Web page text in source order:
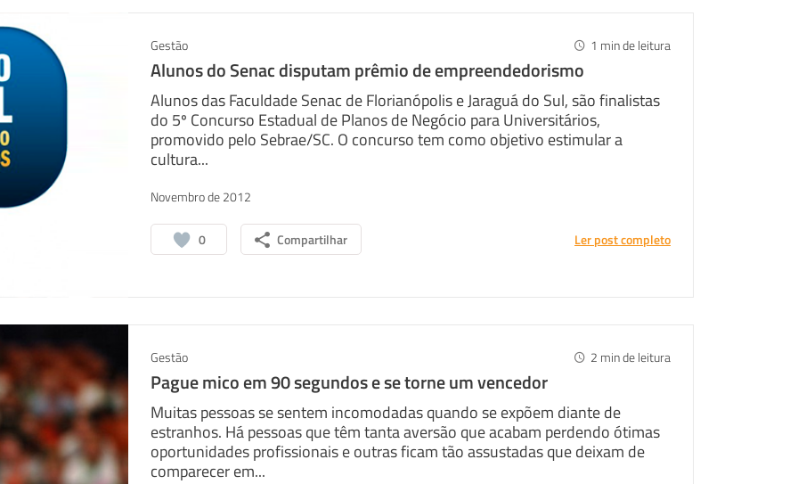
Gestão 1 min de leitura
Alunos do Senac disputam prêmio de empreendedorismo
Alunos das Faculdade Senac de Florianópolis e Jaraguá do Sul, são finalistas
do 5º Concurso Estadual de Planos de Negócio para Universitários,
promovido pelo Sebrae/SC. O concurso tem como objetivo estimular a
cultura...
Novembro de 2012
0 Compartilhar Ler post completo
Gestão 2 min de leitura
Pague mico em 90 segundos e se torne um vencedor
Muitas pessoas se sentem incomodadas quando se expõem diante de
estranhos. Há pessoas que têm tanta aversão que acabam perdendo ótimas
oportunidades profissionais e outras ficam tão assustadas que deixam de
comparecer em...
Facebook Linkedin Twitter